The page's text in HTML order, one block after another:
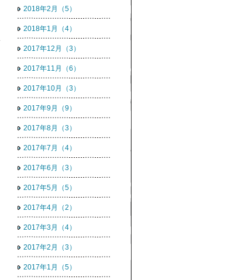
2018年2月（5）
2018年1月（4）
2017年12月（3）
2017年11月（6）
2017年10月（3）
2017年9月（9）
2017年8月（3）
2017年7月（4）
2017年6月（3）
2017年5月（5）
2017年4月（2）
2017年3月（4）
2017年2月（3）
2017年1月（5）